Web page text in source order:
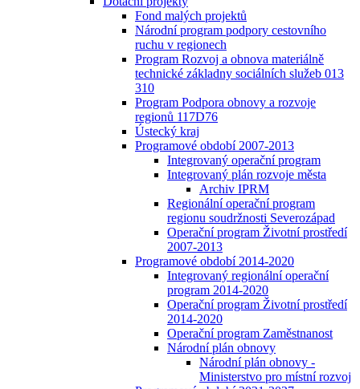
Fond malých projektů
Národní program podpory cestovního
ruchu v regionech
Program Rozvoj a obnova materiálně
technické základny sociálních služeb 013
310
Program Podpora obnovy a rozvoje
regionů 117D76
Ústecký kraj
Programové období 2007-2013
Integrovaný operační program
Integrovaný plán rozvoje města
Archiv IPRM
Regionální operační program
regionu soudržnosti Severozápad
Operační program Životní prostředí
2007-2013
Programové období 2014-2020
Integrovaný regionální operační
program 2014-2020
Operační program Životní prostředí
2014-2020
Operační program Zaměstnanost
Národní plán obnovy
Národní plán obnovy -
Ministerstvo pro místní rozvoj